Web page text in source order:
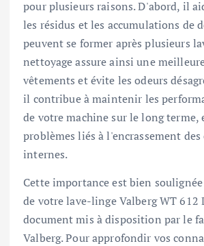
pour plusieurs raisons. D'abord, il
les résidus et les accumulations de
peuvent se former après plusieurs
nettoyage assure ainsi une
vêtements et évite les odeurs
il contribue à maintenir les
de votre machine sur le long terme,
problèmes liés à l'encrassement des
internes.
Cette importance est bien
de votre lave-linge Valberg WT 612
document mis à disposition par le
Valberg. Pour approfondir vos